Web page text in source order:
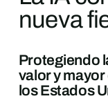
nueva
Protegiendo
valor y
los Estados